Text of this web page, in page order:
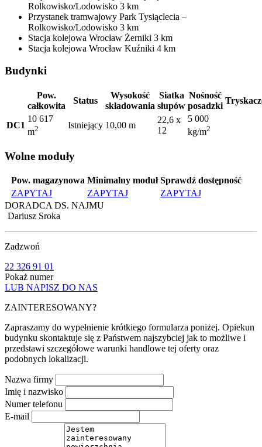
Rolkowisko/Lodowisko 3 km
Przystanek tramwajowy Park Tysiąclecia –
Rolkowisko/Lodowisko 3 km
Stacja kolejowa Wrocław Żerniki 3 km
Stacja kolejowa Wrocław Kuźniki 4 km
Budynki
Pow.
całkowita
Status
Wysokość
składowania
Siatka
słupów
Nośność
posadzki
DC1
10 617
m2 Istniejący 10,00 m
22,6 x
12
5 000
kg/m2
Wolne moduły
Pow. magazynowa Minimalny moduł Sprawdź dostępność
ZAPYTAJ
ZAPYTAJ
ZAPYTAJ
DORADCA DS. NAJMU
Dariusz Sroka
Zadzwoń
22 326 91 01
Pokaż numer
LUB NAPISZ DO NAS
ZAINTERESOWANY?
Zapraszamy do wypełnienie krótkiego formularza poniżej. Opiekun
budynku skontaktuje się z Państwem najszybciej jak to możliwe i
przedstawi szczegółowe warunki handlowe tej oferty oraz
podobnych lokalizacji.
Nazwa firmy
Imię i nazwisko
Numer telefonu
E-mail